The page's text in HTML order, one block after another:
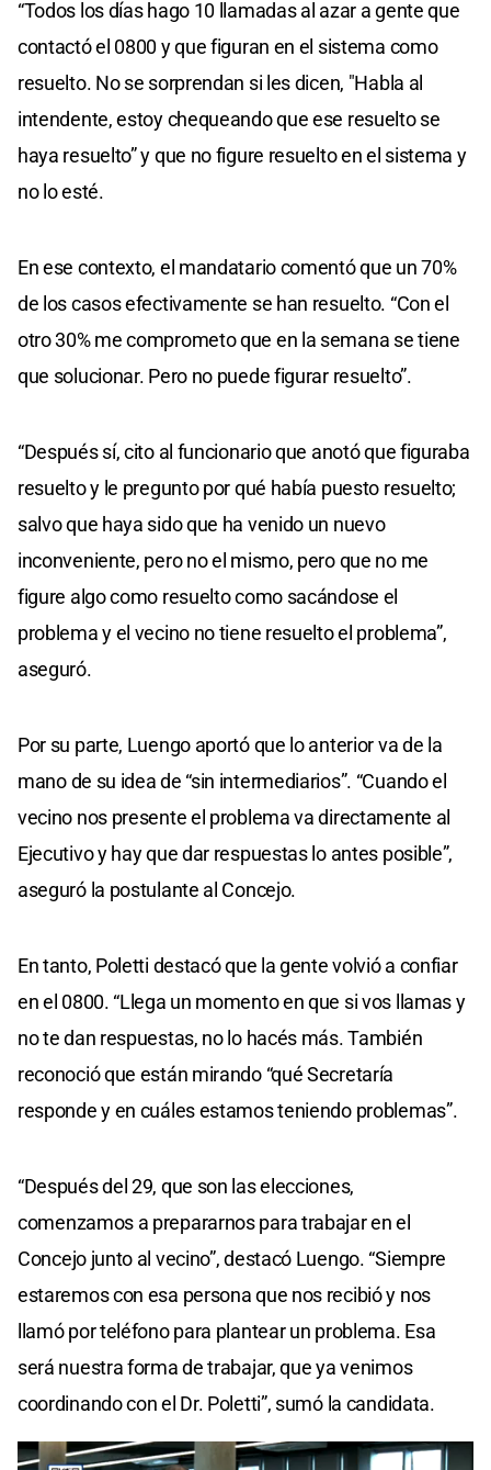
“Todos los días hago 10 llamadas al azar a gente que
contactó el 0800 y que figuran en el sistema como
resuelto. No se sorprendan si les dicen, "Habla al
intendente, estoy chequeando que ese resuelto se
haya resuelto” y que no figure resuelto en el sistema y
no lo esté.
En ese contexto, el mandatario comentó que un 70%
de los casos efectivamente se han resuelto. “Con el
otro 30% me comprometo que en la semana se tiene
que solucionar. Pero no puede figurar resuelto”.
“Después sí, cito al funcionario que anotó que figuraba
resuelto y le pregunto por qué había puesto resuelto;
salvo que haya sido que ha venido un nuevo
inconveniente, pero no el mismo, pero que no me
figure algo como resuelto como sacándose el
problema y el vecino no tiene resuelto el problema”,
aseguró.
Por su parte, Luengo aportó que lo anterior va de la
mano de su idea de “sin intermediarios”. “Cuando el
vecino nos presente el problema va directamente al
Ejecutivo y hay que dar respuestas lo antes posible”,
aseguró la postulante al Concejo.
En tanto, Poletti destacó que la gente volvió a confiar
en el 0800. “Llega un momento en que si vos llamas y
no te dan respuestas, no lo hacés más. También
reconoció que están mirando “qué Secretaría
responde y en cuáles estamos teniendo problemas”.
“Después del 29, que son las elecciones,
comenzamos a prepararnos para trabajar en el
Concejo junto al vecino”, destacó Luengo. “Siempre
estaremos con esa persona que nos recibió y nos
llamó por teléfono para plantear un problema. Esa
será nuestra forma de trabajar, que ya venimos
coordinando con el Dr. Poletti”, sumó la candidata.